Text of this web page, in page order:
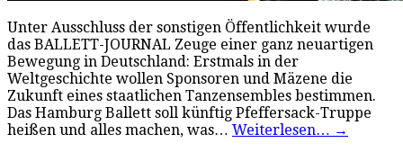
Unter Ausschluss der sonstigen Öffentlichkeit wurde
das BALLETT-JOURNAL Zeuge einer ganz neuartigen
Bewegung in Deutschland: Erstmals in der
Weltgeschichte wollen Sponsoren und Mäzene die
Zukunft eines staatlichen Tanzensembles bestimmen.
Das Hamburg Ballett soll künftig Pfeffersack-Truppe
heißen und alles machen, was… Weiterlesen… →